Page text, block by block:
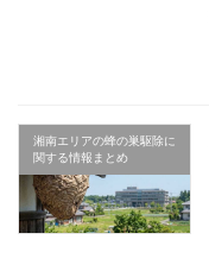
湘南エリアの蜂の巣駆除に
関する情報まとめ